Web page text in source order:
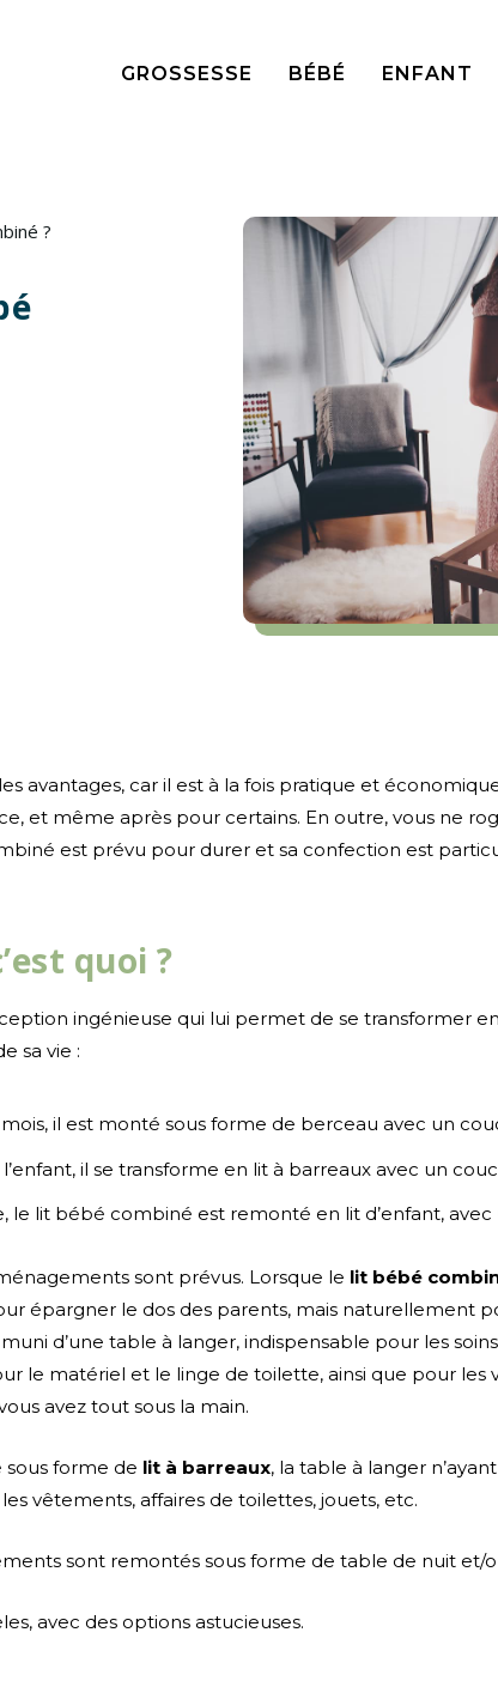
GROSSESSE BÉBÉ ENFANT
?
avantages, car il est à la fois pratique et
et même après pour certains. En outre, vous ne
est prévu pour durer et sa confection est
quoi ?
ingénieuse qui lui permet de se transformer
sa vie :
il est monté sous forme de berceau avec un
il se transforme en lit à barreaux avec un
le lit bébé combiné est remonté en lit d’enfant,
sont prévus. Lorsque le lit bébé
épargner le dos des parents, mais naturellement
d’une table à langer, indispensable pour les
le matériel et le linge de toilette, ainsi que pour les
avez tout sous la main.
forme de lit à barreaux, la table à langer
vêtements, affaires de toilettes, jouets, etc.
sont remontés sous forme de table de nuit et/
avec des options astucieuses.